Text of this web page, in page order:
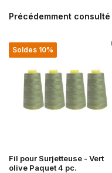
Précédemment
Soldes 10%
Fil pour Surjetteuse - Vert
olive Paquet 4 pc.